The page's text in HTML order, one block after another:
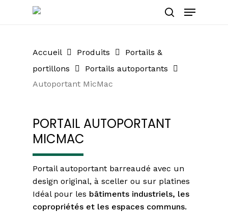
Menu
Accueil Produits
Portails &
portillons
Portails autoportants
Autoportant MicMac
PORTAIL AUTOPORTANT
MICMAC
Portail autoportant barreaudé avec un
design original, à sceller ou sur platines
Idéal pour les bâtiments industriels, les
copropriétés et les espaces communs.